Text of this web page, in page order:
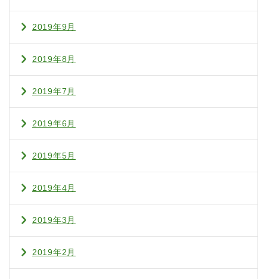
2019年9月
2019年8月
2019年7月
2019年6月
2019年5月
2019年4月
2019年3月
2019年2月